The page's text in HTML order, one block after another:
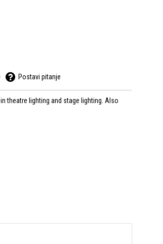
Postavi pitanje
theatre lighting and stage lighting. Also